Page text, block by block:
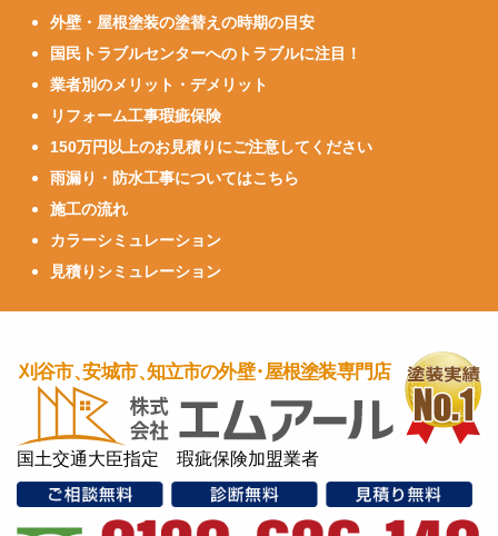
外壁・屋根塗装の塗替えの時期の目安
国民トラブルセンターへのトラブルに注目！
業者別のメリット・デメリット
リフォーム工事瑕疵保険
150万円以上のお見積りにご注意してください
雨漏り・防水工事についてはこちら
施工の流れ
カラーシミュレーション
見積りシミュレーション
国土交通大臣指定 瑕疵保険加盟業者